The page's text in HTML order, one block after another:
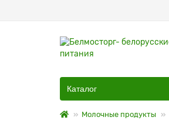
Каталог
Молочные продукты